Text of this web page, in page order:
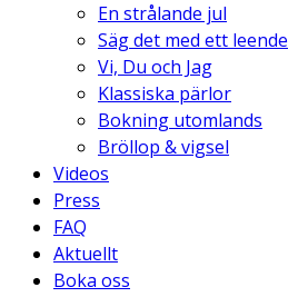
En strålande jul
Säg det med ett leende
Vi, Du och Jag
Klassiska pärlor
Bokning utomlands
Bröllop & vigsel
Videos
Press
FAQ
Aktuellt
Boka oss